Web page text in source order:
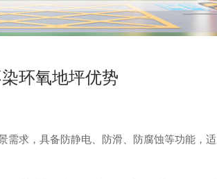
环氧地坪优势
，具备防静电、防滑、防腐蚀等功能，适